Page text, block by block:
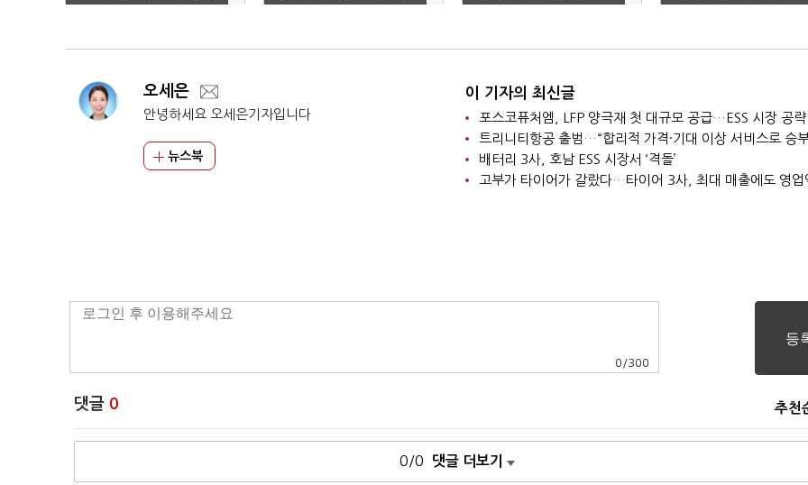
표, 변수 요인들 산재
전자·하이닉스 ‘손실 눈
없는 정부
테스트 확대…코스닥
오세은
안녕하세요 오세은기자입니다
뉴스북
이 기자의 최신글
포스코퓨처엠, LFP 양극재 첫 대규모 공급…ESS 시장 공략
트리니티항공 출범…“합리적 가격·기대 이상 서비스로 승
배터리 3사, 호남 ESS 시장서 ‘격돌’
고부가 타이어가 갈랐다…타이어 3사, 최대 매출에도 영업
0 /300
댓글 0 추천
0/0 댓글 더보기